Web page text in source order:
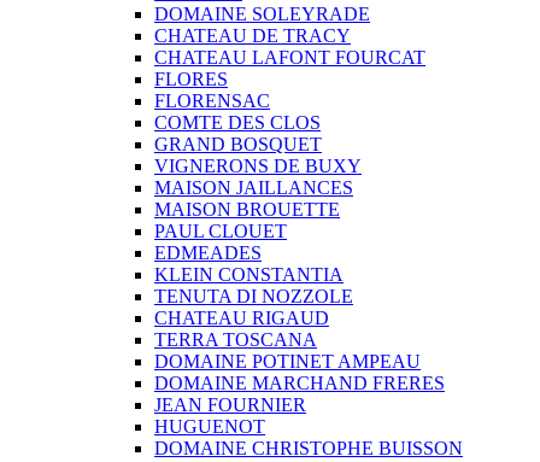
DOMAINE SOLEYRADE
CHATEAU DE TRACY
CHATEAU LAFONT FOURCAT
FLORES
FLORENSAC
COMTE DES CLOS
GRAND BOSQUET
VIGNERONS DE BUXY
MAISON JAILLANCES
MAISON BROUETTE
PAUL CLOUET
EDMEADES
KLEIN CONSTANTIA
TENUTA DI NOZZOLE
CHATEAU RIGAUD
TERRA TOSCANA
DOMAINE POTINET AMPEAU
DOMAINE MARCHAND FRERES
JEAN FOURNIER
HUGUENOT
DOMAINE CHRISTOPHE BUISSON